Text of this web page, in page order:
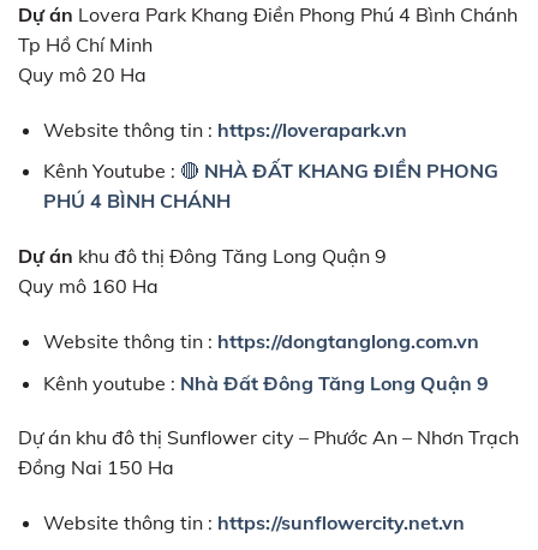
Dự án Lovera Park Khang Điền Phong Phú 4 Bình Chánh
Tp Hồ Chí Minh
Quy mô 20 Ha
Website thông tin : https://loverapark.vn
Kênh Youtube : 🔴 NHÀ ĐẤT KHANG ĐIỀN PHONG
PHÚ 4 BÌNH CHÁNH
Dự án khu đô thị Đông Tăng Long Quận 9
Quy mô 160 Ha
Website thông tin : https://dongtanglong.com.vn
Kênh youtube : Nhà Đất Đông Tăng Long Quận 9
Dự án khu đô thị Sunflower city – Phước An – Nhơn Trạch
Đồng Nai 150 Ha
Website thông tin : https://sunflowercity.net.vn